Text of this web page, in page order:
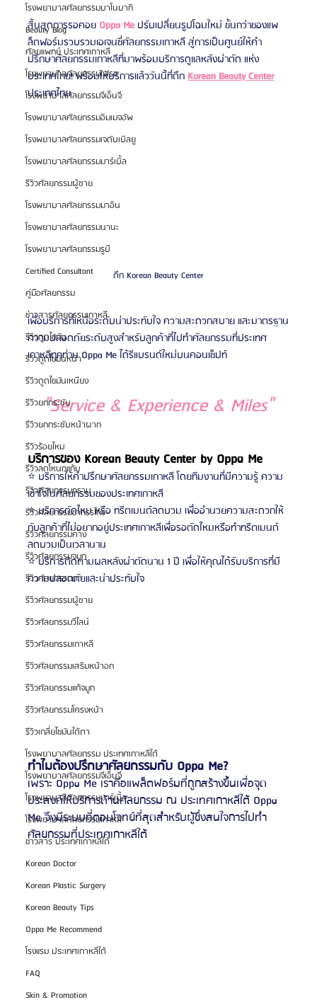
โรงพยาบาลศัลยกรรมบาโนบากิ
Beauty Blog
ศัลยแพทย์ ประเทศเกาหลี
โรงพยาบาลศัลยกรรมเฟรช
โรงพยาบาลศัลยกรรมจีเอ็นจี
โรงพยาบาลศัลยกรรมอิมเมจอัพ
โรงพยาบาลศัลยกรรมเจดับเบิลยู
โรงพยาบาลศัลยกรรมมาร์เบิ้ล
รีวิวศัลยกรรมผู้ชาย
โรงพยาบาลศัลยกรรมมาอิน
โรงพยาบาลศัลยกรรมนานะ
โรงพยาบาลศัลยกรรมรูบี
Certified Consultant
คู่มือศัลยกรรม
ข่าวสารศัลยกรรมเกาหลี
รีวิวดูดไขมัน
รีวิวดูดไขมันหน้า
รีวิวดูดไขมันเหนียง
รีวิวยกกระชับ
รีวิวยกกระชับหน้าผาก
รีวิวร้อยไหม
รีวิวลดโหนกแก้ม
รีวิวศัลยกรรมกราม
รีวิวศัลยกรรมขากรรไกร
รีวิวศัลยกรรมคาง
รีวิวศัลยกรรมจมูก
รีวิวศัลยกรรมตา
รีวิวศัลยกรรมผู้ชาย
รีวิวศัลยกรรมวีไลน์
รีวิวศัลยกรรมเกาหลี
รีวิวศัลยกรรมเสริมหน้าอก
รีวิวศัลยกรรมแก้จมูก
รีวิวศัลยกรรมโครงหน้า
รีวิวเกลี่ยไขมันใต้ตา
โรงพยาบาลศัลยกรรม ประเทศเกาหลีใต้
โรงพยาบาลศัลยกรรมจีเอ็นจี
โรงพยาบาลศัลยกรรมมาร์เบิ้ล
โรงพยาบาลศัลยกรรมเกาหลี
ข่าวสาร ประเทศเกาหลีใต้
Korean Doctor
Korean Plastic Surgery
Korean Beauty Tips
Oppa Me Recommend
โรงแรม ประเทศเกาหลีใต้
FAQ
Skin & Promotion
สิ้นสุดการรอคอย Oppa Me ปรับเปลี่ยนรูปโฉมใหม่ ขั้นกว่าของแพ
ล็ตฟอร์มรวบรวมเอเจนซี่ศัลยกรรมเกาหลี สู่การเป็นศูนย์ให้คำ
ปรึกษาศัลยกรรมเกาหลีที่มาพร้อมบริการดูแลหลังผ่าตัด แห่ง
ประเทศไทย! พร้อมให้บริการแล้ววันนี้ที่ตึก Korean Beauty Center
ประเทศไทย
ตึก Korean Beauty Center
เพื่อบริการที่เหนือระดับน่าประทับใจ ความสะดวกสบาย และมาตรฐาน
ความปลอดภัยระดับสูงสำหรับลูกค้าที่ไปทำศัลยกรรมที่ประเทศ
เกาหลีทุกท่าน Oppa Me ได้รีแบรนด์ใหม่บนคอนเซ็ปท์
"Service & Experience & Miles"
บริการของ Korean Beauty Center by Oppa Me
⭐️ บริการให้คำปรึกษาศัลยกรรมเกาหลี โดยทีมงานที่มีความรู้ ความ
เข้าใจในศัลยกรรมของประเทศเกาหลี
⭐️ บริการตัดไหม หรือ ทรีตเมนต์ลดบวม เพื่ออำนวยความสะดวกให้
กับลูกค้าที่ไม่อยากอยู่ประเทศเกาหลีเพื่อรอตัดไหมหรือทำทรีตเมนต์
ลดบวมเป็นเวลานาน
⭐️ บริการติดตามผลหลังผ่าตัดนาน 1 ปี เพื่อให้คุณได้รับบริการที่มี
ความปลอดภัยและน่าประทับใจ
ทำไมต้องปรึกษาศัลยกรรมกับ Oppa Me?
เพราะ Oppa Me เราคือแพล็ตฟอร์มที่ถูกสร้างขึ้นเพื่อจุด
ประสงค์ให้บริการด้านศัลยกรรม ณ ประเทศเกาหลีใต้ Oppa
Me จึงมีระบบที่ตอบโจทย์ที่สุดสำหรับผู้ซึ่งสนใจการไปทำ
ศัลยกรรมที่ประเทศเกาหลีใต้